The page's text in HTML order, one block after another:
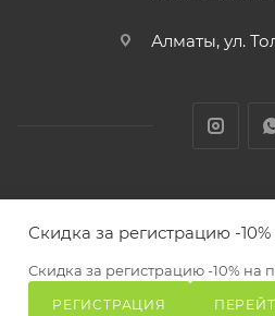
Алматы, ул.
животных с доставкой товаров
Скидка за регистрацию -
Скидка за регистрацию -10% на
РЕГИСТРАЦИЯ